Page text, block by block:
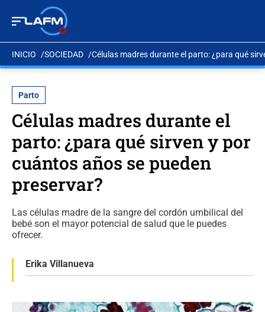
INICIO SOCIEDAD Células madres durante el parto: ¿para qué
Parto
Células madres durante el
parto: ¿para qué sirven y por
cuántos años se pueden
preservar?
Las células madre de la sangre del cordón umbilical del
bebé son el mayor potencial de salud que le puedes
ofrecer.
Erika Villanueva